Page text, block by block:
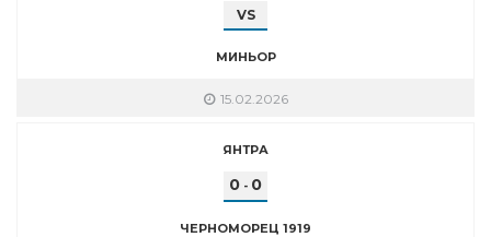
VS
МИНЬОР
15.02.2026
ЯНТРА
0 - 0
ЧЕРНОМОРЕЦ 1919